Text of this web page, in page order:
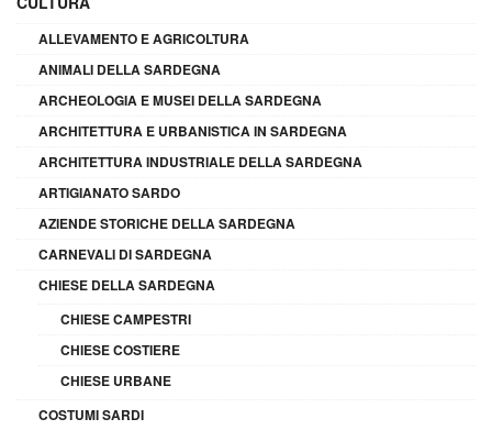
ALLEVAMENTO E AGRICOLTURA
ANIMALI DELLA SARDEGNA
ARCHEOLOGIA E MUSEI DELLA SARDEGNA
ARCHITETTURA E URBANISTICA IN SARDEGNA
ARCHITETTURA INDUSTRIALE DELLA SARDEGNA
ARTIGIANATO SARDO
AZIENDE STORICHE DELLA SARDEGNA
CARNEVALI DI SARDEGNA
CHIESE DELLA SARDEGNA
CHIESE CAMPESTRI
CHIESE COSTIERE
CHIESE URBANE
COSTUMI SARDI